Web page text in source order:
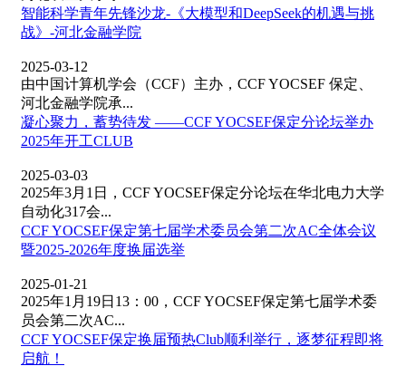
智能科学青年先锋沙龙-《大模型和DeepSeek的机遇与挑
战》-河北金融学院
2025-03-12
由中国计算机学会（CCF）主办，CCF YOCSEF 保定、
河北金融学院承...
凝心聚力，蓄势待发 ——CCF YOCSEF保定分论坛举办
2025年开工CLUB
2025-03-03
2025年3月1日，CCF YOCSEF保定分论坛在华北电力大学
自动化317会...
CCF YOCSEF保定第七届学术委员会第二次AC全体会议
暨2025-2026年度换届选举
2025-01-21
2025年1月19日13：00，CCF YOCSEF保定第七届学术委
员会第二次AC...
CCF YOCSEF保定换届预热Club顺利举行，逐梦征程即将
启航！